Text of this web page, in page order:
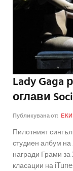
Lady Gaga
оглави
Публикувана от:
Пилотният
студиен албум на
награди Грами
класации на